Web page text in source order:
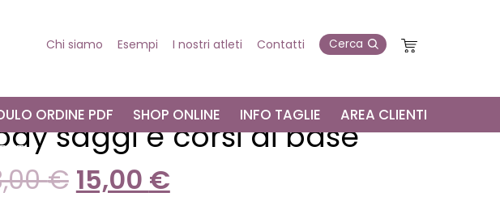
Chi siamo Esempi I nostri atleti Contatti
ORDINE PDF SHOP ONLINE INFO TAGLIE
AREA CLIENTI
saggi e corsi di base
€ 15,00 €